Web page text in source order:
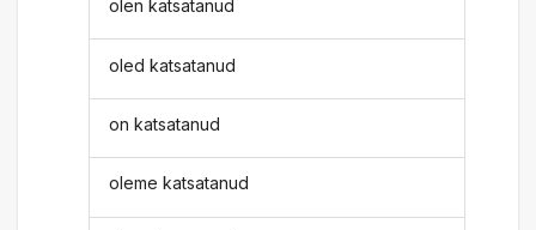
olen katsatanud
oled katsatanud
on katsatanud
oleme katsatanud